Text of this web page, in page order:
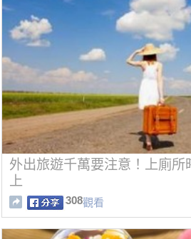
外出旅遊千萬要注意！上廁所
上
308觀看